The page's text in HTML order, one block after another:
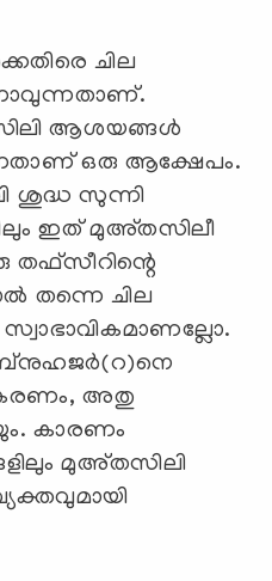
ചില
ആശയങ്ങൾ
ഒരു ആക്ഷേപം.
ശുദ്ധ സുന്നി
ഇത് മുഅ്തസിലീ
തഫ്സീറിന്റെ
തന്നെ ചില
അതു
കാരണം
മുഅ്തസിലി